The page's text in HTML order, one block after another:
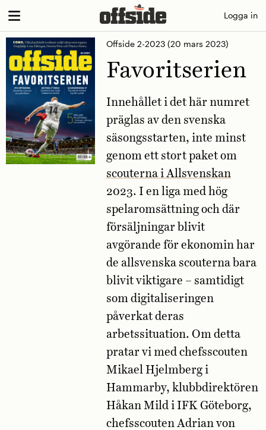
Skip
content
Logga in
Offside 2-2023 (20 mars 2023)
Favoritserien
Innehållet i det här numret
präglas av den svenska
säsongsstarten, inte minst
genom ett stort paket om
scouterna i Allsvenskan
2023. I en liga med hög
spelaromsättning och där
försäljningar blivit
avgörande för ekonomin har
de allsvenska scouterna bara
blivit viktigare – samtidigt
som digitaliseringen
påverkat deras
arbetssituation. Om detta
pratar vi med chefsscouten
Mikael Hjelmberg i
Hammarby, klubbdirektören
Håkan Mild i IFK Göteborg,
chefsscouten Adrian von